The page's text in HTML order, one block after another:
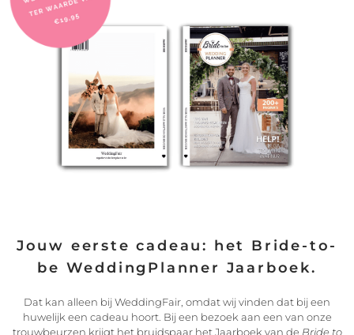
BEZOEK EEN TROUWBEURS!
Dit kan ook interessant voor je zijn:
Jouw eerste cadeau: het Bride-to-
be WeddingPlanner Jaarboek.
Dat kan alleen bij WeddingFair, omdat wij vinden dat bij een
huwelijk een cadeau hoort. Bij een bezoek aan een van onze
trouwbeurzen krijgt het bruidspaar het Jaarboek van de Bride to